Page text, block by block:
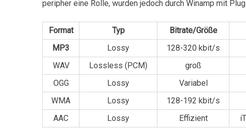
peripher eine Rolle, wurden jedoch durch Winamp ⁤mit
Format Typ Bitrate/Größe
MP3
Lossy 128-320 kbit/s
WAV
Lossless ⁤(PCM) groß
OGG
Lossy Variabel
WMA
Lossy 128-192 kbit/s
AAC
Lossy Effizient